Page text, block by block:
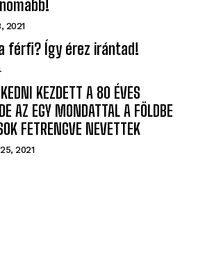
25 perc alatt! A főzött
2021
férfi? Így érez irántad!
KEZDETT A 80 ÉVES